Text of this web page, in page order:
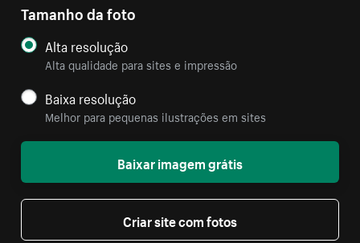
Tamanho da foto
Alta resolução
Alta qualidade para sites e impressão
Baixa resolução
Melhor para pequenas ilustrações em sites
Baixar imagem grátis
Criar site com fotos